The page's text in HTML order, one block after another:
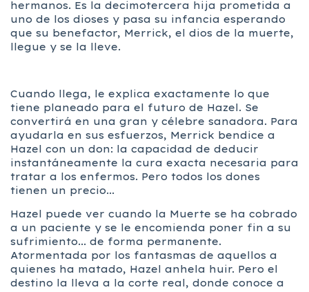
hermanos. Es la decimotercera hija prometida a
uno de los dioses y pasa su infancia esperando
que su benefactor, Merrick, el dios de la muerte,
llegue y se la lleve.
Cuando llega, le explica exactamente lo que
tiene planeado para el futuro de Hazel. Se
convertirá en una gran y célebre sanadora. Para
ayudarla en sus esfuerzos, Merrick bendice a
Hazel con un don: la capacidad de deducir
instantáneamente la cura exacta necesaria para
tratar a los enfermos. Pero todos los dones
tienen un precio...
Hazel puede ver cuando la Muerte se ha cobrado
a un paciente y se le encomienda poner fin a su
sufrimiento... de forma permanente.
Atormentada por los fantasmas de aquellos a
quienes ha matado, Hazel anhela huir. Pero el
destino la lleva a la corte real, donde conoce a